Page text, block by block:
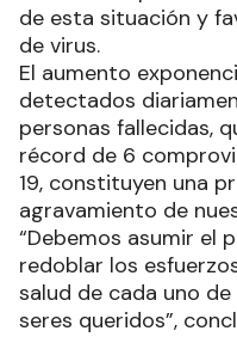
de esta situación y
de virus.
El aumento
detectados
personas fallecidas,
récord de 6
19, constituyen una
agravamiento de
“Debemos asumir el
redoblar los
salud de cada uno
seres queridos”,